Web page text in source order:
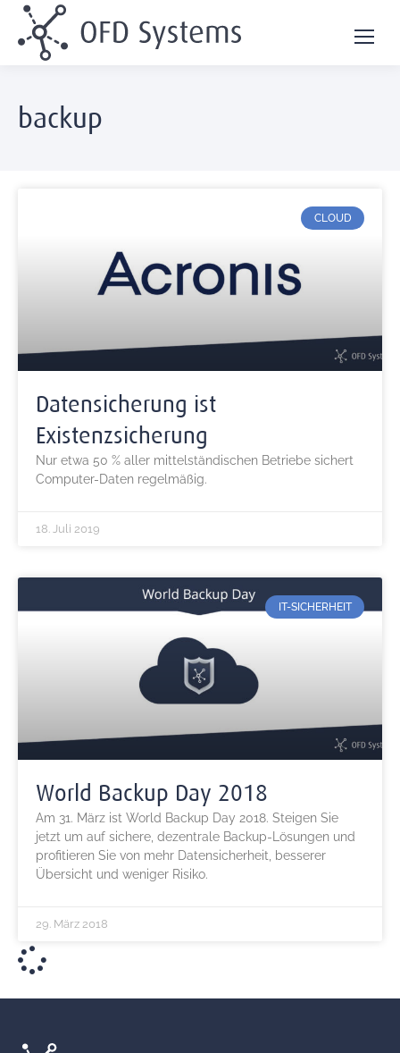
backup
CLOUD
Datensicherung ist
Existenzsicherung
Nur etwa 50 % aller mittelständischen Betriebe sichert
Computer-Daten regelmäßig.
18. Juli 2019
IT-SICHERHEIT
World Backup Day 2018
Am 31. März ist World Backup Day 2018. Steigen Sie
jetzt um auf sichere, dezentrale Backup-Lösungen und
profitieren Sie von mehr Datensicherheit, besserer
Übersicht und weniger Risiko.
29. März 2018